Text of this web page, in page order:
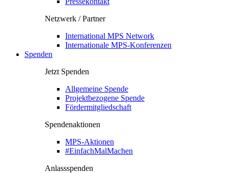
Netzwerk / Partner
International MPS Network
Internationale MPS-Konferenzen
Spenden
Jetzt Spenden
Allgemeine Spende
Projektbezogene Spende
Fördermitgliedschaft
Spendenaktionen
MPS-Aktionen
#EinfachMalMachen
Anlassspenden